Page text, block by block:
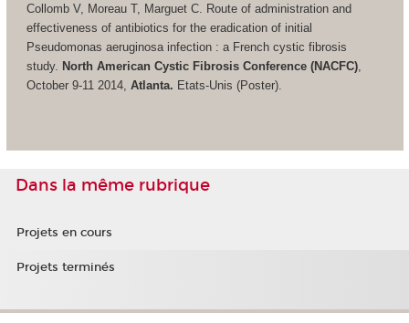
Collomb V, Moreau T, Marguet C. Route of administration and
effectiveness of antibiotics for the eradication of initial
Pseudomonas aeruginosa infection : a French cystic fibrosis
study. North American Cystic Fibrosis Conference (NACFC),
October 9-11 2014, Atlanta. Etats-Unis (Poster).
Dans la même rubrique
Projets en cours
Projets terminés